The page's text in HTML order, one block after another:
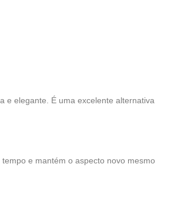
e elegante. É uma excelente alternativa
e mantém o aspecto novo mesmo